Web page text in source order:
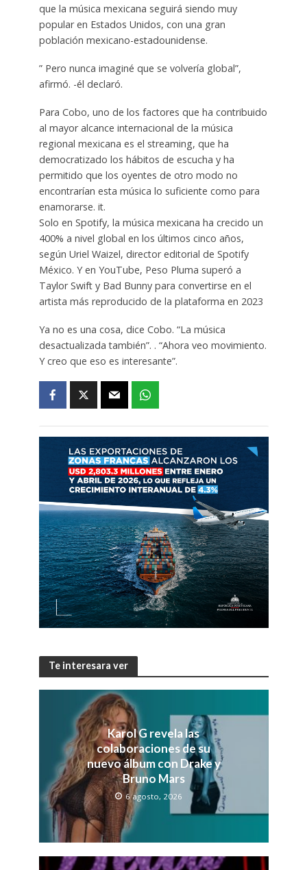
que la música mexicana seguirá siendo muy
popular en Estados Unidos, con una gran
población mexicano-estadounidense.
” Pero nunca imaginé que se volvería global”,
afirmó. -él declaró.
Para Cobo, uno de los factores que ha contribuido
al mayor alcance internacional de la música
regional mexicana es el streaming, que ha
democratizado los hábitos de escucha y ha
permitido que los oyentes de otro modo no
encontrarían esta música lo suficiente como para
enamorarse. it.
Solo en Spotify, la música mexicana ha crecido un
400% a nivel global en los últimos cinco años,
según Uriel Waizel, director editorial de Spotify
México. Y en YouTube, Peso Pluma superó a
Taylor Swift y Bad Bunny para convertirse en el
artista más reproducido de la plataforma en 2023
Ya no es una cosa, dice Cobo. “La música
desactualizada también”. . “Ahora veo movimiento.
Y creo que eso es interesante”.
Te interesara ver
Karol G revela las
colaboraciones de su
nuevo álbum con Drake y
Bruno Mars
6 agosto, 2026